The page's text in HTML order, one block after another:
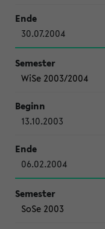
30.07.2004
WiSe 2003/2004
13.10.2003
06.02.2004
SoSe 2003